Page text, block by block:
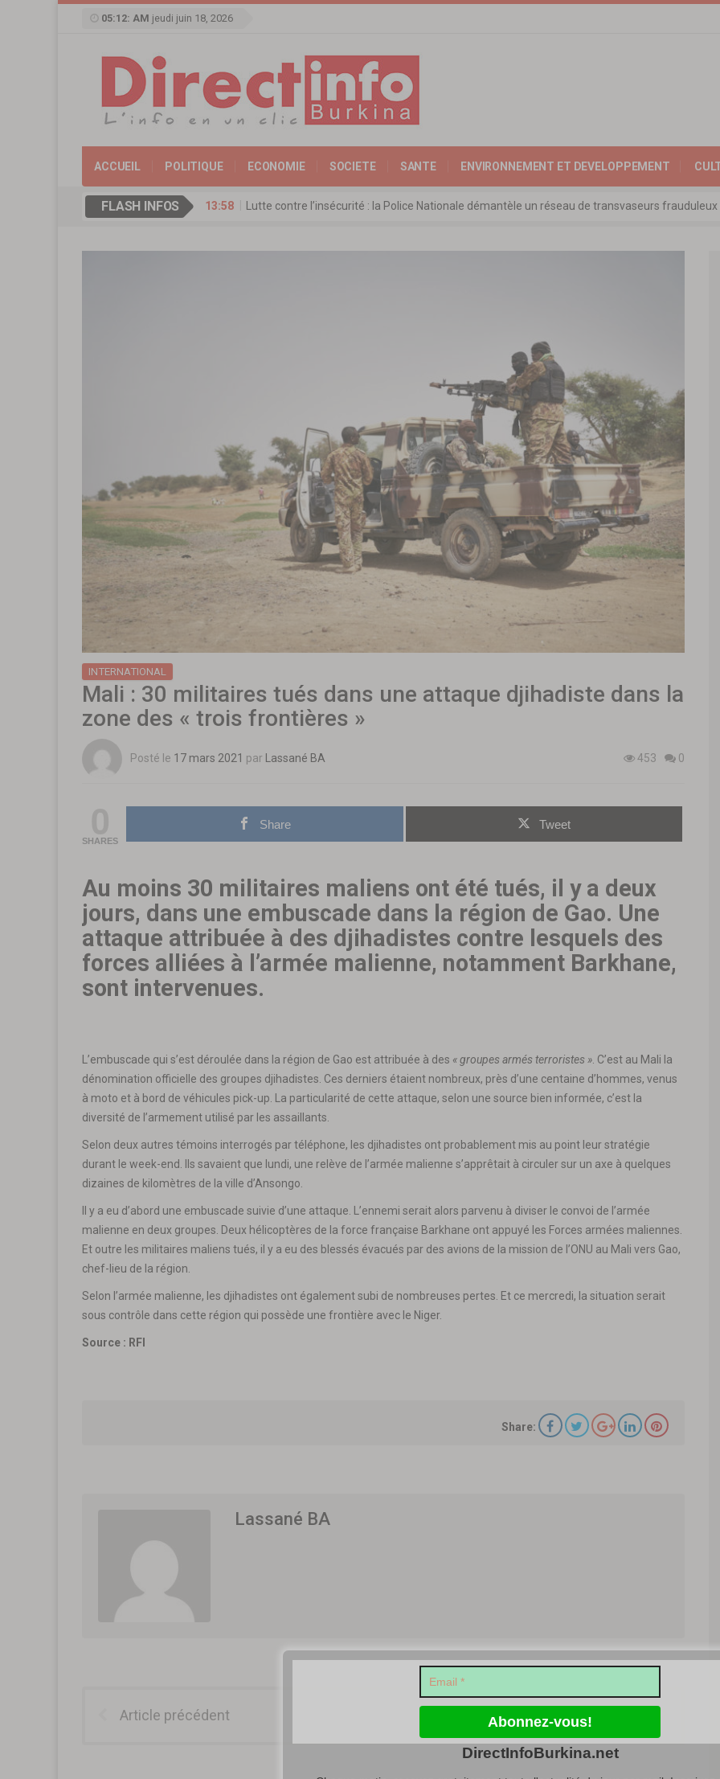
05:12: AM jeudi juin 18, 2026
ACCUEIL POLITIQUE ECONOMIE SOCIETE SANTE ENVIRONNEMENT ET DEVELOPPEMENT
FLASH INFOS 13:58
Lutte contre l’insécurité : la Police Nationale démantèle un réseau de transvaseurs
13:09
Réserve militaire au Burkina Faso : la nouvelle loi adoptée à l’unanimité
Mémorial Thomas-Sankara: les ministres chargés du Commerce de l’AES ravivent leurs
INTERNATIONAL
Mali : 30 militaires tués dans une attaque djihadiste dans la
zone des « trois frontières »
Posté le 17 mars 2021 par Lassané BA 453 0
SHARES
Share Tweet
Au moins 30 militaires maliens ont été tués, il y a deux
jours, dans une embuscade dans la région de Gao. Une
attaque attribuée à des djihadistes contre lesquels des
forces alliées à l’armée malienne, notamment Barkhane,
sont intervenues.
L’embuscade qui s’est déroulée dans la région de Gao est attribuée à des « groupes armés terroristes » . C’est au Mali la
dénomination officielle des groupes djihadistes. Ces derniers étaient nombreux, près d’une centaine d’hommes, venus
à moto et à bord de véhicules pick-up. La particularité de cette attaque, selon une source bien informée, c’est la
diversité de l’armement utilisé par les assaillants.
Selon deux autres témoins interrogés par téléphone, les djihadistes ont probablement mis au point leur stratégie
durant le week-end. Ils savaient que lundi, une relève de l’armée malienne s’apprêtait à circuler sur un axe à quelques
dizaines de kilomètres de la ville d’Ansongo.
Il y a eu d’abord une embuscade suivie d’une attaque. L’ennemi serait alors parvenu à diviser le convoi de l’armée
malienne en deux groupes. Deux hélicoptères de la force française Barkhane ont appuyé les Forces armées maliennes.
Et outre les militaires maliens tués, il y a eu des blessés évacués par des avions de la mission de l’ONU au Mali vers Gao,
chef-lieu de la région.
Selon l’armée malienne, les djihadistes ont également subi de nombreuses pertes. Et ce mercredi, la situation serait
sous contrôle dans cette région qui possède une frontière avec le Niger.
Source : RFI
Share:
Lassané BA
Article précédent Article Suivant
DirectInfoBurkina.net